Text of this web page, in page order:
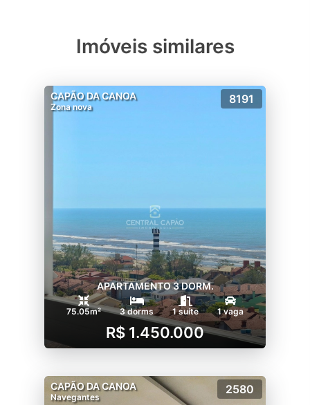
Imóveis similares
CAPÃO DA CANOA
Zona nova
8191
APARTAMENTO 3 DORM.
75.05m² 3 dorms 1 suíte 1 vaga
R$ 1.450.000
CAPÃO DA CANOA
Navegantes
2580